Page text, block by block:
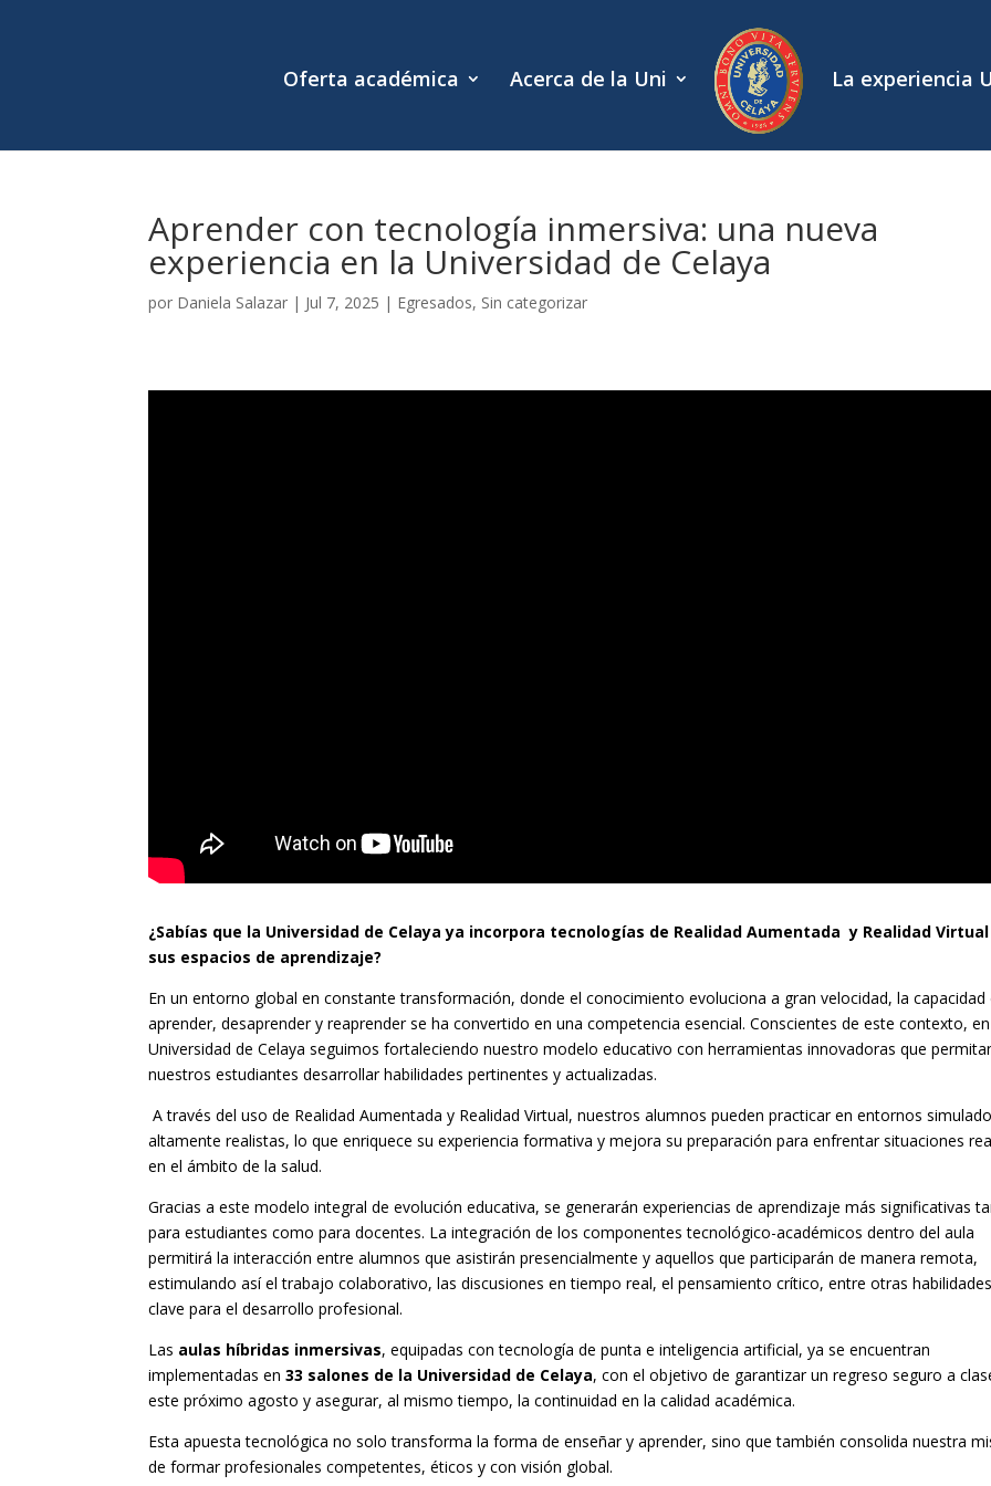
Oferta académica Acerca de la Uni La experiencia
Aprender con tecnología inmersiva: una nueva
experiencia en la Universidad de Celaya
por Daniela Salazar | Jul 7, 2025 | Egresados, Sin categorizar
¿Sabías que la Universidad de Celaya ya incorpora tecnologías de Realidad Aumentada y Realidad
sus espacios de aprendizaje?
En un entorno global en constante transformación, donde el conocimiento evoluciona a gran velocidad, la capacidad
aprender, desaprender y reaprender se ha convertido en una competencia esencial. Conscientes de este contexto,
Universidad de Celaya seguimos fortaleciendo nuestro modelo educativo con herramientas innovadoras que
nuestros estudiantes desarrollar habilidades pertinentes y actualizadas.
A través del uso de Realidad Aumentada y Realidad Virtual, nuestros alumnos pueden practicar en entornos
altamente realistas, lo que enriquece su experiencia formativa y mejora su preparación para enfrentar situaciones
en el ámbito de la salud.
Gracias a este modelo integral de evolución educativa, se generarán experiencias de aprendizaje más significativas
para estudiantes como para docentes. La integración de los componentes tecnológico-académicos dentro del aula
permitirá la interacción entre alumnos que asistirán presencialmente y aquellos que participarán de manera remota,
estimulando así el trabajo colaborativo, las discusiones en tiempo real, el pensamiento crítico, entre otras
clave para el desarrollo profesional.
Las aulas híbridas inmersivas, equipadas con tecnología de punta e inteligencia artificial, ya se encuentran
implementadas en33 salones de la Universidad de Celaya, con el objetivo de garantizar un regreso seguro a
este próximo agosto y asegurar, al mismo tiempo, la continuidad en la calidad académica.
Esta apuesta tecnológica no solo transforma la forma de enseñar y aprender, sino que también consolida nuestra
de formar profesionales competentes, éticos y con visión global.